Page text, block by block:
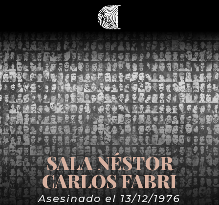
SALA NÉSTOR
CARLOS FABRI
Asesinado el 13/12/1976